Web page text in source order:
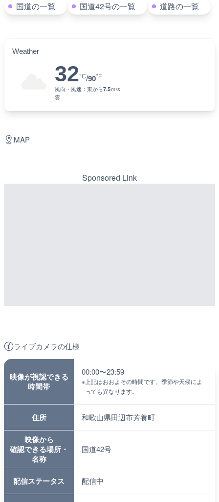
国道の一覧 国道42号の一覧 道路の一覧
Weather
32°C/90°F
風向・風速： 東から7.5ｍ/s
雲
ライブカメラの仕様
映像が視認できる
時間帯
00:00〜23:59
※ 上記はおおよその時間です。季節や天候によ
っても異なります。
住所 和歌山県田辺市芳養町
映像から
確認できる場所・
名称
国道42号
配信ステータス 配信中
MAP
Sponsored Link